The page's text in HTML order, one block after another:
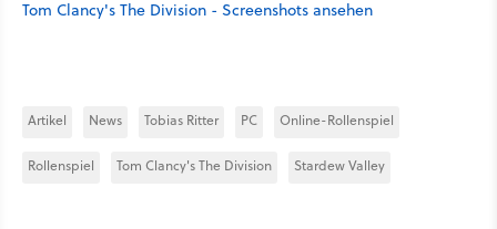
Tom Clancy's The Division - Screenshots ansehen
Artikel News Tobias Ritter PC Online-Rollenspiel
Rollenspiel Tom Clancy's The Division Stardew Valley